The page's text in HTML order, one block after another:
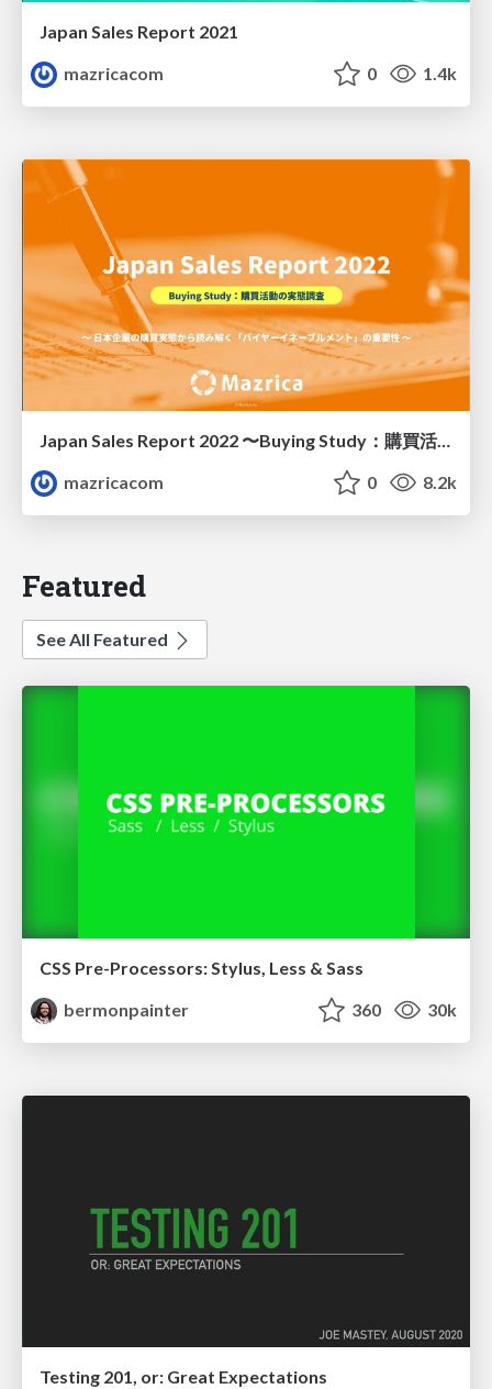
Japan Sales Report 2021
mazricacom
0 1.4k
Japan Sales Report 2022 〜Buying Study：購買活動の実態調査〜
mazricacom
0 8.2k
Featured
See All Featured
CSS Pre-Processors: Stylus, Less & Sass
bermonpainter
360 30k
Testing 201, or: Great Expectations